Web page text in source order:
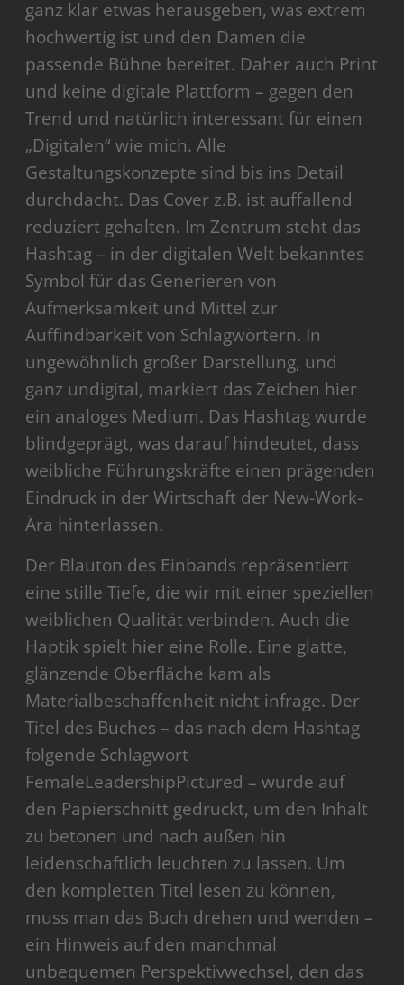
ganz klar etwas herausgeben, was extrem
hochwertig ist und den Damen die
passende Bühne bereitet. Daher auch Print
und keine digitale Plattform – gegen den
Trend und natürlich interessant für einen
„Digitalen“ wie mich. Alle
Gestaltungskonzepte sind bis ins Detail
durchdacht. Das Cover z.B. ist auffallend
reduziert gehalten. Im Zentrum steht das
Hashtag – in der digitalen Welt bekanntes
Symbol für das Generieren von
Aufmerksamkeit und Mittel zur
Auffindbarkeit von Schlagwörtern. In
ungewöhnlich großer Darstellung, und
ganz undigital, markiert das Zeichen hier
ein analoges Medium. Das Hashtag wurde
blindgeprägt, was darauf hindeutet, dass
weibliche Führungskräfte einen prägenden
Eindruck in der Wirtschaft der New-Work-
Ära hinterlassen.
Der Blauton des Einbands repräsentiert
eine stille Tiefe, die wir mit einer speziellen
weiblichen Qualität verbinden. Auch die
Haptik spielt hier eine Rolle. Eine glatte,
glänzende Oberfläche kam als
Materialbeschaffenheit nicht infrage. Der
Titel des Buches – das nach dem Hashtag
folgende Schlagwort
FemaleLeadershipPictured – wurde auf
den Papierschnitt gedruckt, um den Inhalt
zu betonen und nach außen hin
leidenschaftlich leuchten zu lassen. Um
den kompletten Titel lesen zu können,
muss man das Buch drehen und wenden –
ein Hinweis auf den manchmal
unbequemen Perspektivwechsel, den das